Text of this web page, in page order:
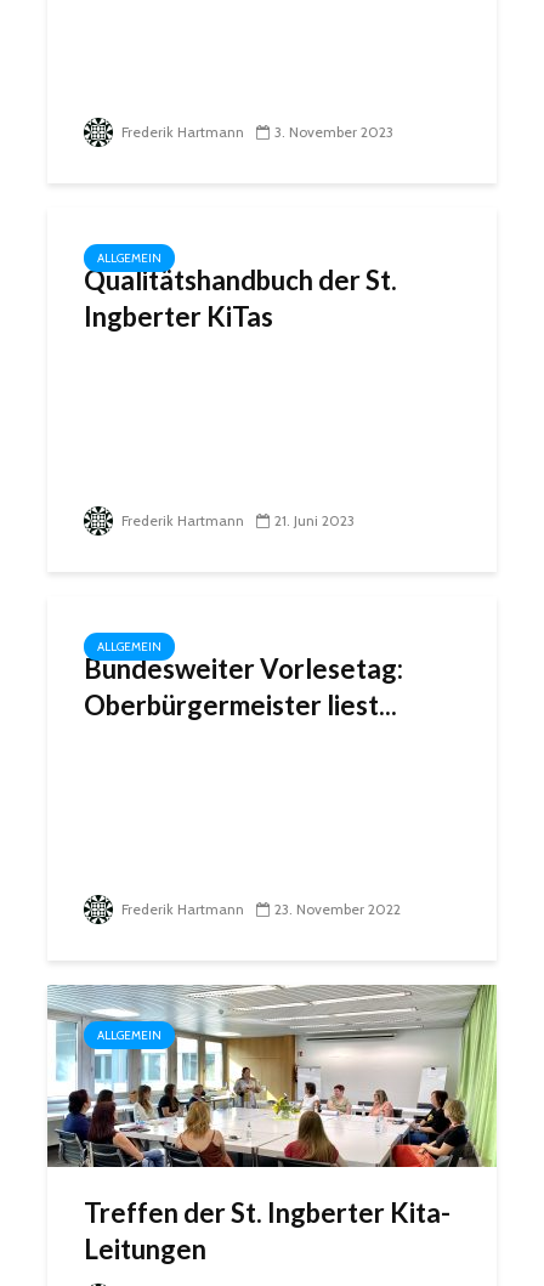
Frederik Hartmann 3. November 2023
ALLGEMEIN
Qualitätshandbuch der St.
Ingberter KiTas
Frederik Hartmann 21. Juni 2023
ALLGEMEIN
Bundesweiter Vorlesetag:
Oberbürgermeister liest...
Frederik Hartmann 23. November 2022
ALLGEMEIN
Treffen der St. Ingberter Kita-
Leitungen